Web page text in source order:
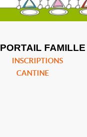
PORTAIL FAMILLE
INSCRIPTIONS
CANTINE